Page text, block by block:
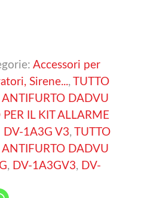
Accessori per
Sirene...,
TUTTO
ANTIFURTO DADVU
PER IL KIT ALLARME
DV-1A3G V3,
TUTTO
ANTIFURTO DADVU
, DV-1A3GV3, DV-